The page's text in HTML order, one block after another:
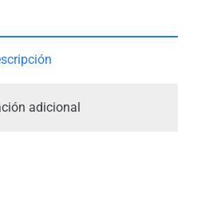
adicional